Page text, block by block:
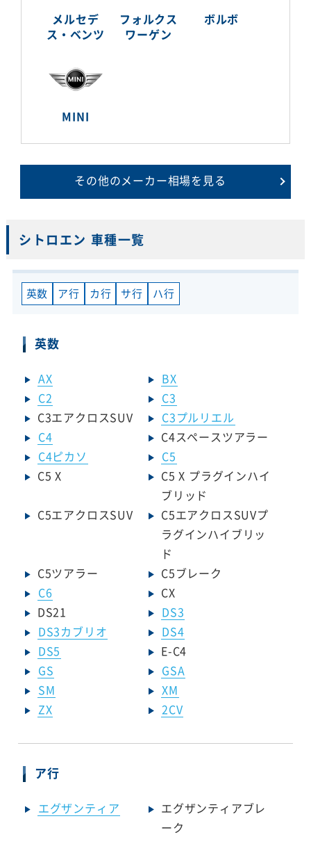
メルセデ
ス・ベンツ
フォルクス
ワーゲン
ボルボ
MINI
その他のメーカー相場を見る
シトロエン 車種一覧
英数 ア行 カ行 サ行 ハ行
英数
AX
BX
C2
C3
C3エアクロスSUV
C3プルリエル
C4
C4スペースツアラー
C4ピカソ
C5
C5 X
C5 X プラグインハイ
ブリッド
C5エアクロスSUV
C5エアクロスSUVプ
ラグインハイブリッ
ド
C5ツアラー
C5ブレーク
C6
CX
DS21
DS3
DS3カブリオ
DS4
DS5
E-C4
GS
GSA
SM
XM
ZX
2CV
ア行
エグザンティア
エグザンティアブレ
ーク